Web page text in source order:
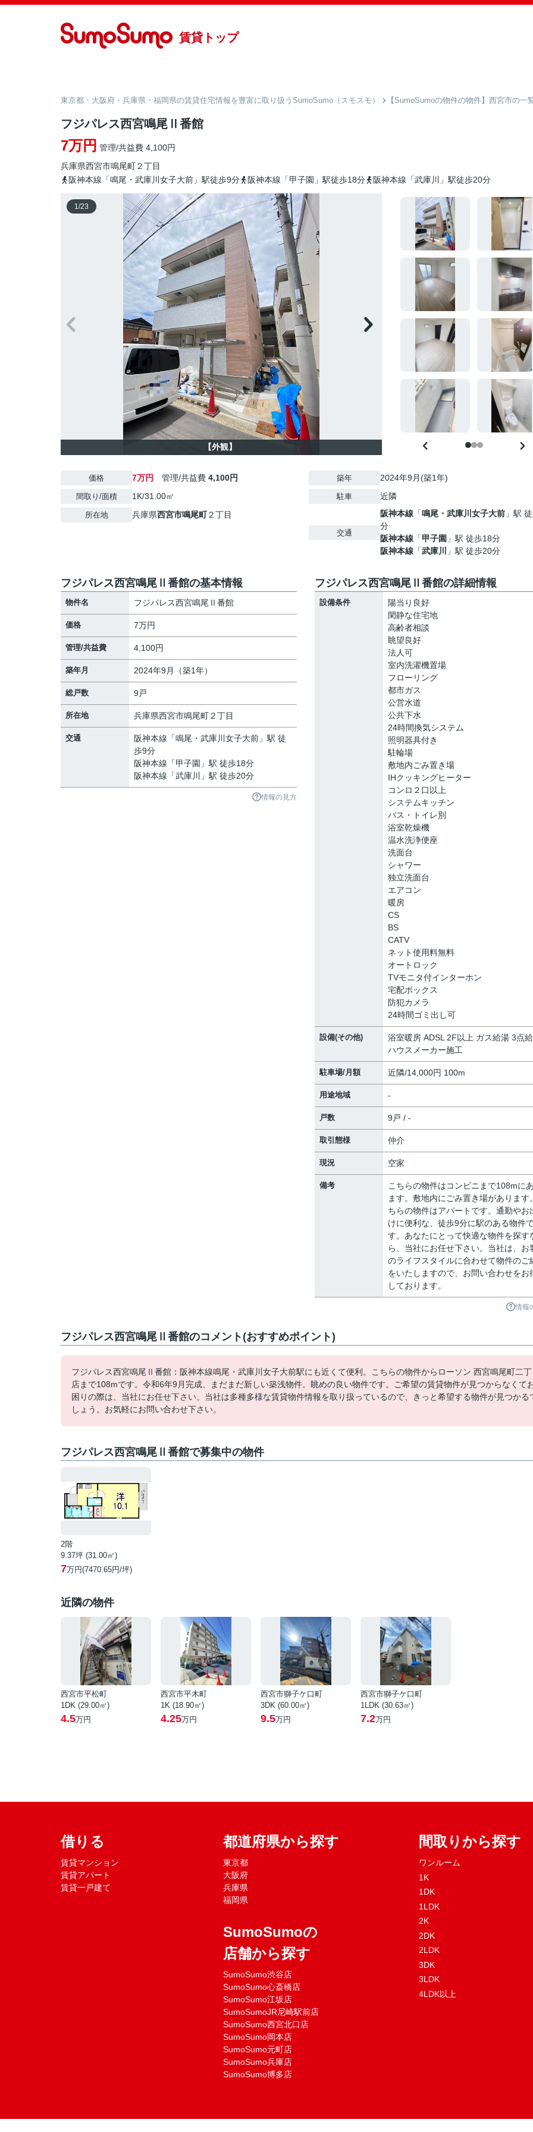
賃貸トップ
東京都・大阪府・兵庫県・福岡県の賃貸住宅情報を豊富に取り扱うSumoSumo（スモスモ） 【SumoSumoの物件の物件】西宮市の一
フジパレス西宮鳴尾Ⅱ番館
7万円 管理/共益費 4,100円
兵庫県西宮市鳴尾町２丁目
阪神本線「鳴尾・武庫川女子大前」駅徒歩9分
阪神本線「甲子園」駅徒歩18分 阪神本線「武庫川」駅徒歩20分
1/23
【外観】
価格 7万円 管理/共益費 4,100円
間取り/面積 1K/31.00㎡
所在地 兵庫県西宮市鳴尾町２丁目
築年 2024年9月(築1年)
駐車 近隣
交通
阪神本線 「鳴尾・武庫川女子大前 」駅
分
阪神本線 「甲子園 」駅 徒歩18分
阪神本線 「武庫川 」駅 徒歩20分
フジパレス西宮鳴尾Ⅱ番館の基本情報
物件名 フジパレス西宮鳴尾Ⅱ番館
価格 7万円
管理/共益費 4,100円
築年月 2024年9月（築1年）
総戸数 9戸
所在地 兵庫県西宮市鳴尾町２丁目
交通 阪神本線 「鳴尾・武庫川女子大前 」駅 徒
歩9分
阪神本線 「甲子園 」駅 徒歩18分
阪神本線 「武庫川 」駅 徒歩20分
情報の見方
フジパレス西宮鳴尾Ⅱ番館の詳細情報
設備条件
陽当り良好
閑静な住宅地
高齢者相談
眺望良好
法人可
室内洗濯機置場
フローリング
都市ガス
公営水道
公共下水
24時間換気システム
照明器具付き
駐輪場
敷地内ごみ置き場
IHクッキングヒーター
コンロ２口以上
システムキッチン
バス・トイレ別
浴室乾燥機
温水洗浄便座
洗面台
シャワー
独立洗面台
エアコン
暖房
CS
BS
CATV
ネット使用料無料
オートロック
TVモニタ付インターホン
宅配ボックス
防犯カメラ
24時間ゴミ出し可
設備(その他)
浴室暖房 ADSL 2F以上 ガス給湯 3点
ハウスメーカー施工
駐車場/月額 近隣/14,000円 100m
用途地域 -
戸数 9戸 / -
取引態様 仲介
現況 空家
備考
こちらの物件はコンビニまで108mに
ます。敷地内にごみ置き場があります
ちらの物件はアパートです。通勤やお
けに便利な、徒歩9分に駅のある物件
す。あなたにとって快適な物件を探す
ら、当社にお任せ下さい。当社は、お
のライフスタイルに合わせて物件のご
をいたしますので、お問い合わせをお
しております。
情報
フジパレス西宮鳴尾Ⅱ番館のコメント(おすすめポイント)
フジパレス西宮鳴尾Ⅱ番館：阪神本線鳴尾・武庫川女子大前駅にも近くて便利。こちらの物件からローソン 西宮鳴尾町二
店まで108mです。令和6年9月完成、まだまだ新しい築浅物件。眺めの良い物件です。ご希望の賃貸物件が見つからなくて
困りの際は、当社にお任せ下さい。当社は多種多様な賃貸物件情報を取り扱っているので、きっと希望する物件が見つかる
しょう。お気軽にお問い合わせ下さい。
フジパレス西宮鳴尾Ⅱ番館で募集中の物件
2階
9.37坪 (31.00㎡)
7万円(7470.65円/坪)
近隣の物件
西宮市平松町
1DK (29.00㎡)
4.5万円
西宮市平木町
1K (18.90㎡)
4.25万円
西宮市獅子ケ口町
3DK (60.00㎡)
9.5万円
西宮市獅子ケ口町
1LDK (30.63㎡)
7.2万円
借りる
賃貸マンション
賃貸アパート
賃貸一戸建て
都道府県から探す
東京都
大阪府
兵庫県
福岡県
SumoSumoの
店舗から探す
SumoSumo渋谷店
SumoSumo心斎橋店
SumoSumo江坂店
SumoSumoJR尼崎駅前店
SumoSumo西宮北口店
SumoSumo岡本店
SumoSumo元町店
SumoSumo兵庫店
SumoSumo博多店
間取りから探す
ワンルーム
1K
1DK
1LDK
2K
2DK
2LDK
3DK
3LDK
4LDK以上